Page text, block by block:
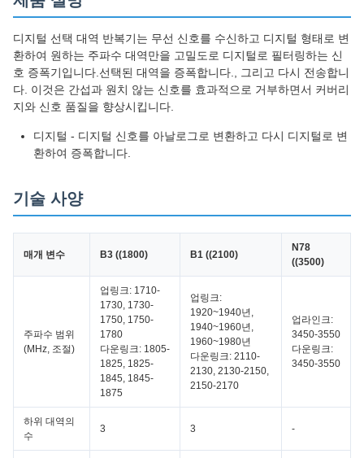
디지털 선택 대역 반복기는 무선 신호를 수신하고 디지털 형태로 변
환하여 원하는 주파수 대역만을 고밀도로 디지털로 필터링하는 신
호 증폭기입니다.선택된 대역을 증폭합니다., 그리고 다시 전송합니
다. 이것은 간섭과 원치 않는 신호를 효과적으로 거부하면서 커버리
지와 신호 품질을 향상시킵니다.
디지털 - 디지털 신호를 아날로그로 변환하고 다시 디지털로 변
환하여 증폭합니다.
기술 사양
매개 변수 B3 ((1800) B1 ((2100)
N78
((3500)
주파수 범위
(MHz, 조절)
업링크: 1710-
1730, 1730-
1750, 1750-
1780
다운링크: 1805-
1825, 1825-
1845, 1845-
1875
업링크:
1920~1940년,
1940~1960년,
1960~1980년
다운링크: 2110-
2130, 2130-2150,
2150-2170
업라인크:
3450-3550
다운링크:
3450-3550
하위 대역의
수
3 3 -